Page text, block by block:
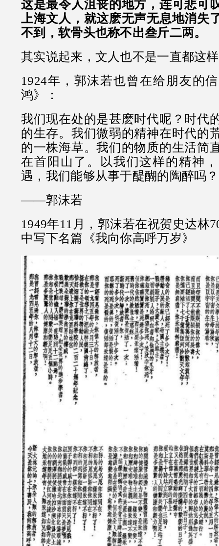
这是最令人沮丧的地方，连可悲可
上海文人，就这麽无声无息地消失
不到，软骨头也称不出叁斤二两。
其实说起来，文人也不是一直都这
1924年，郭沫若也曾在给朋友的
鸿》：
我们现在处的是甚麽时代呢？时代
的生存。我们微弱的精神在时代的
的一株海草。我们的物质的生活简
在首阳山了。以我们这样的精神
遇，我们能够从事于醍醐的陶醉吗？
——郭沫若
1949年11月，郭沫若在祝贺史达林
中写下名篇《我向你高呼万岁》